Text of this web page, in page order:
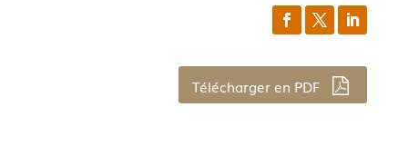
Télécharger en PDF